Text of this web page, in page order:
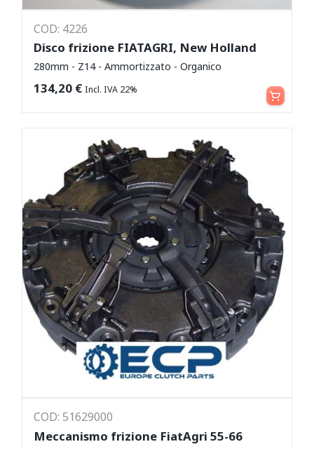
COD: 4226
Disco frizione FIATAGRI, New Holland
280mm - Z14 - Ammortizzato - Organico
134,20 € Incl. IVA 22% Aggiungi al carrello
COD: 51629000
Meccanismo frizione FiatAgri 55-66